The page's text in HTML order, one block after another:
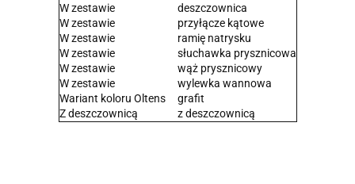
W zestawie
deszczownica
W zestawie
przyłącze kątowe
W zestawie
ramię natrysku
W zestawie
słuchawka prysznicowa
W zestawie
wąż prysznicowy
W zestawie
wylewka wannowa
Wariant koloru Oltens
grafit
Z deszczownicą
z deszczownicą